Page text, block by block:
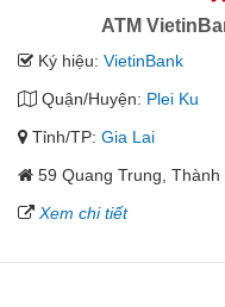
ATM
Ký hiệu: VietinBank
Quận/Huyện: Plei Ku
Tỉnh/TP: Gia Lai
59 Quang Trung, Thành
Xem chi tiết